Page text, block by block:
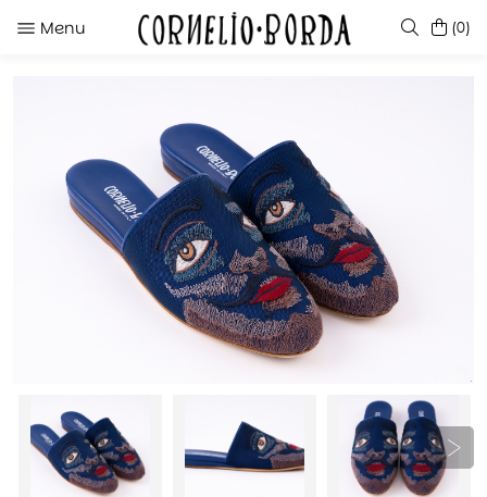
Menu (0)
MICAELA IVORY
DANIELA BLACK
TUMI SLINGBACK BLACK